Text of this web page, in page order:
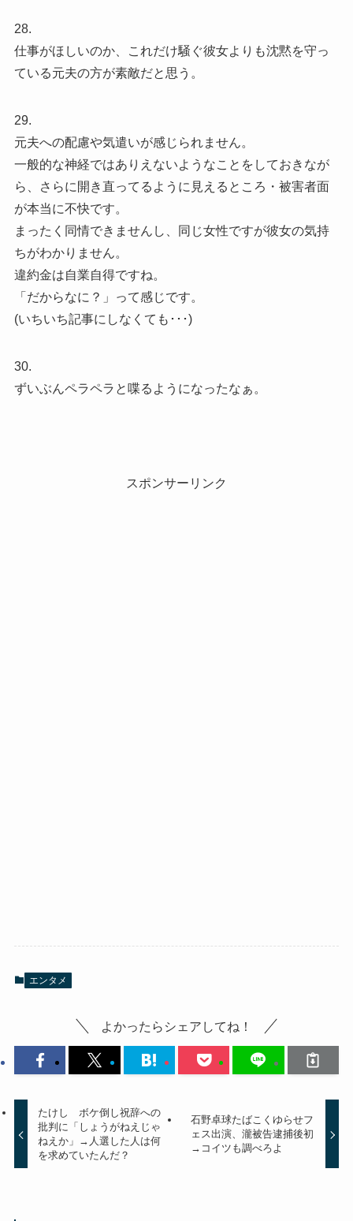
28.
仕事がほしいのか、これだけ騒ぐ彼女よりも沈黙を守っ
ている元夫の方が素敵だと思う。
29.
元夫への配慮や気遣いが感じられません。
一般的な神経ではありえないようなことをしておきなが
ら、さらに開き直ってるように見えるところ・被害者面
が本当に不快です。
まったく同情できませんし、同じ女性ですが彼女の気持
ちがわかりません。
違約金は自業自得ですね。
「だからなに？」って感じです。
(いちいち記事にしなくても･･･)
30.
ずいぶんペラペラと喋るようになったなぁ。
スポンサーリンク
エンタメ
よかったらシェアしてね！
たけし ボケ倒し祝辞への
批判に「しょうがねえじゃ
ねえか」→人選した人は何
を求めていたんだ？
石野卓球たばこくゆらせフ
ェス出演、瀧被告逮捕後初
→コイツも調べろよ